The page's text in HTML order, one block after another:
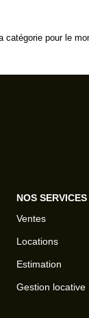
catégorie pour le
NOS SERVICES
Ventes
Locations
Estimation
Gestion locative